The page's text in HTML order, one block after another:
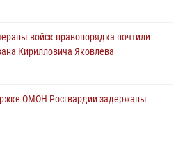
войск правопорядка почтили
Кирилловича Яковлева
ОМОН Росгвардии задержаны